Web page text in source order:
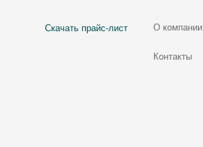
Скачать прайс-лист О компании
Контакты